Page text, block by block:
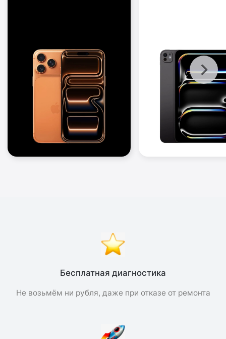
Бесплатная диагностика
Не возьмём ни рубля, даже при отказе от ремонта